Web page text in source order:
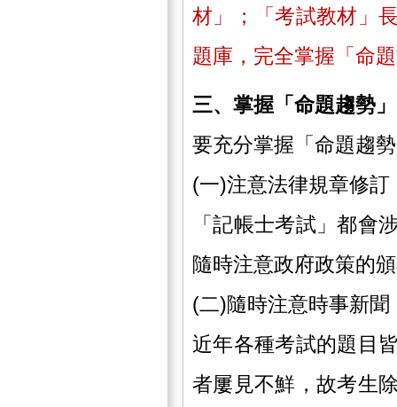
材」；「考試教材」
題庫，完全掌握「命
三、掌握「命題趨勢」
要充分掌握「命題趨
(一)注意法律規章修
「記帳士考試」都會
隨時注意政府政策的
(二)隨時注意時事新
近年各種考試的題目
者屢見不鮮，故考生